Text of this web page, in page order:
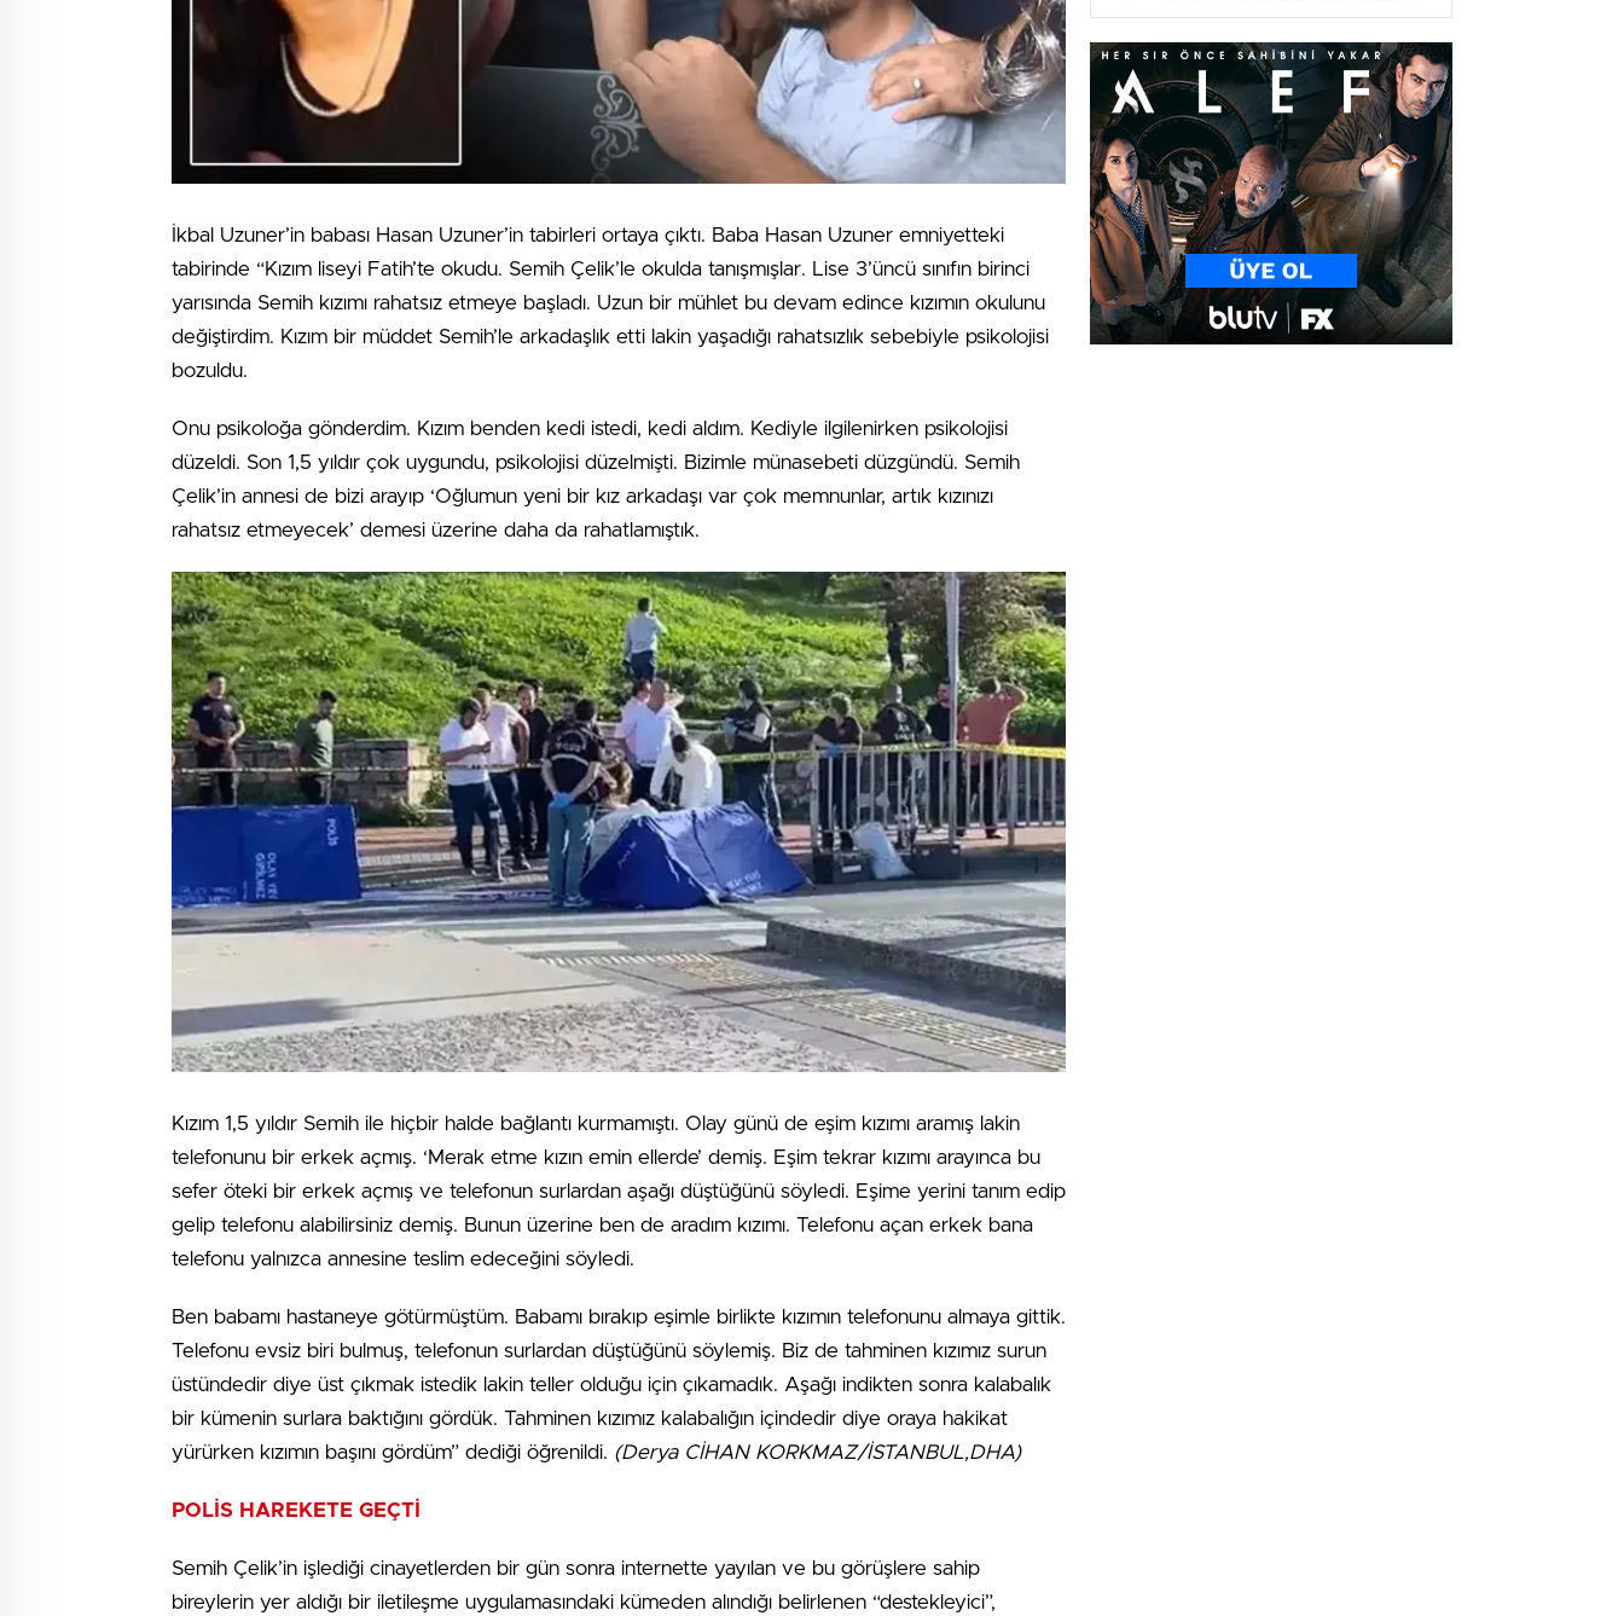
İkbal Uzuner’in babası Hasan Uzuner’in tabirleri ortaya çıktı. Baba Hasan Uzuner emniyetteki
tabirinde “Kızım liseyi Fatih’te okudu. Semih Çelik’le okulda tanışmışlar. Lise 3’üncü sınıfın birinci
yarısında Semih kızımı rahatsız etmeye başladı. Uzun bir mühlet bu devam edince kızımın okulunu
değiştirdim. Kızım bir müddet Semih’le arkadaşlık etti lakin yaşadığı rahatsızlık sebebiyle psikolojisi
bozuldu.
Onu psikoloğa gönderdim. Kızım benden kedi istedi, kedi aldım. Kediyle ilgilenirken psikolojisi
düzeldi. Son 1,5 yıldır çok uygundu, psikolojisi düzelmişti. Bizimle münasebeti düzgündü. Semih
Çelik’in annesi de bizi arayıp ‘Oğlumun yeni bir kız arkadaşı var çok memnunlar, artık kızınızı
rahatsız etmeyecek’ demesi üzerine daha da rahatlamıştık.
Kızım 1,5 yıldır Semih ile hiçbir halde bağlantı kurmamıştı. Olay günü de eşim kızımı aramış lakin
telefonunu bir erkek açmış. ‘Merak etme kızın emin ellerde’ demiş. Eşim tekrar kızımı arayınca bu
sefer öteki bir erkek açmış ve telefonun surlardan aşağı düştüğünü söyledi. Eşime yerini tanım edip
gelip telefonu alabilirsiniz demiş. Bunun üzerine ben de aradım kızımı. Telefonu açan erkek bana
telefonu yalnızca annesine teslim edeceğini söyledi.
Ben babamı hastaneye götürmüştüm. Babamı bırakıp eşimle birlikte kızımın telefonunu almaya gittik.
Telefonu evsiz biri bulmuş, telefonun surlardan düştüğünü söylemiş. Biz de tahminen kızımız surun
üstündedir diye üst çıkmak istedik lakin teller olduğu için çıkamadık. Aşağı indikten sonra kalabalık
bir kümenin surlara baktığını gördük. Tahminen kızımız kalabalığın içindedir diye oraya hakikat
yürürken kızımın başını gördüm” dediği öğrenildi. (Derya CİHAN KORKMAZ/İSTANBUL,DHA)
POLİS HAREKETE GEÇTİ
Semih Çelik’in işlediği cinayetlerden bir gün sonra internette yayılan ve bu görüşlere sahip
bireylerin yer aldığı bir iletileşme uygulamasındaki kümeden alındığı belirlenen “destekleyici”,